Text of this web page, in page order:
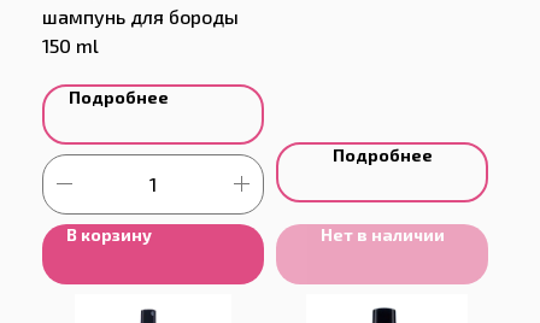
шампунь для бороды
150 ml
Подробнее
В корзину
Подробнее
Нет в наличии